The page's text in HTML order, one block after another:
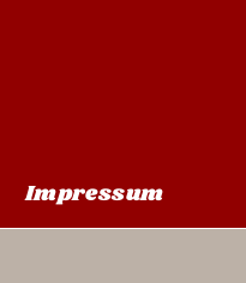
Impressum